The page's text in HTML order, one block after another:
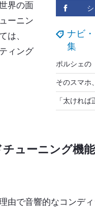
ナビ
集
界の面
ーニン
は、
ィング
ューニング機
由で音響的なコンデ